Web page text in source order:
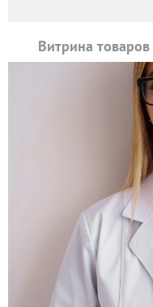
Витрина товаров